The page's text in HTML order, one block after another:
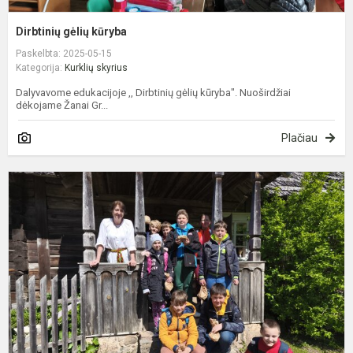
Dirbtinių gėlių kūryba
Paskelbta: 2025-05-15
Kategorija: Kurklių skyrius
Dalyvavome edukacijoje ,, Dirbtinių gėlių kūryba". Nuoširdžiai
dėkojame Žanai Gr...
Plačiau